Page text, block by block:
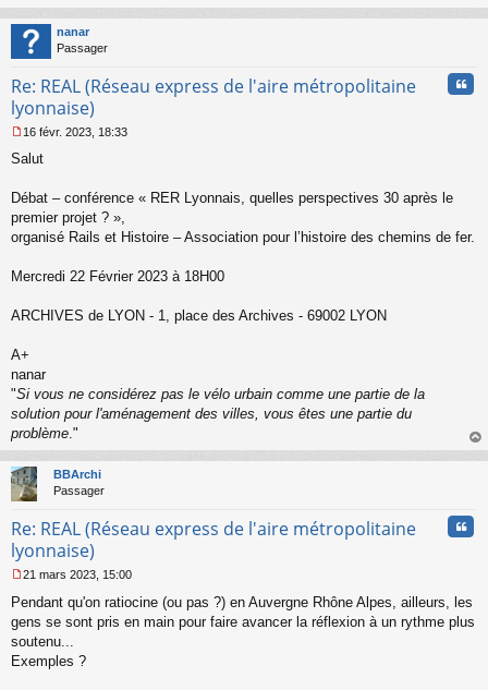
u
au
nanar
Passager
Re: REAL (Réseau express de l'aire métropolitaine
lyonnaise)
e
s
g
e
o
l
u
16 févr. 2023, 18:33
Salut
Débat – conférence « RER Lyonnais, quelles perspectives 30 après le
premier projet ? »,
organisé Rails et Histoire – Association pour l’histoire des chemins de fer.
Mercredi 22 Février 2023 à 18H00
ARCHIVES de LYON - 1, place des Archives - 69002 LYON
A+
nanar
"Si vous ne considérez pas le vélo urbain comme une partie de la
solution pour l'aménagement des villes, vous êtes une partie du
problème."
au
BBArchi
Passager
Re: REAL (Réseau express de l'aire métropolitaine
lyonnaise)
e
s
g
21 mars 2023, 15:00
Pendant qu'on ratiocine (ou pas ?) en Auvergne Rhône Alpes, ailleurs, les
gens se sont pris en main pour faire avancer la réflexion à un rythme plus
soutenu...
Exemples ?